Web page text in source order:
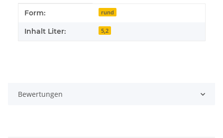
Produkteigenschaft
Wert
Form: rund
Inhalt Liter: 5,2
Bewertungen